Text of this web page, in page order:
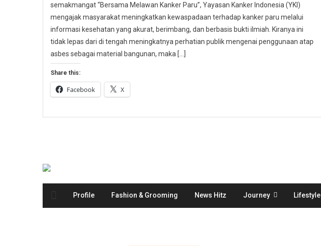
semakmangat “Bersama Melawan Kanker Paru”, Yayasan Kanker Indonesia (YKI)
mengajak masyarakat meningkatkan kewaspadaan terhadap kanker paru melalui
informasi kesehatan yang akurat, berimbang, dan berbasis bukti ilmiah. Kiranya ini
tidak lepas dari di tengah meningkatnya perhatian publik mengenai penggunaan atap
asbes sebagai material bangunan, maka […]
Share this:
Facebook X
Profile Fashion & Grooming News Hitz Journey Lifestyle